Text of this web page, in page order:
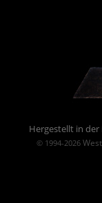
Hergestellt in der
© 1994-2026